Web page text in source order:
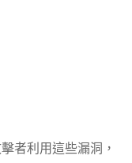
者利用這些漏洞，